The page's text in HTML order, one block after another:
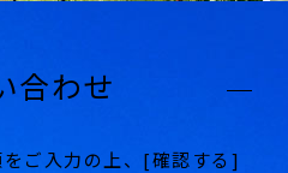
合わせ
ご入力の上、[確認する]